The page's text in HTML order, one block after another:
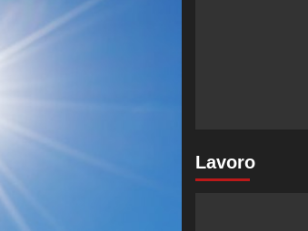
Lavoro